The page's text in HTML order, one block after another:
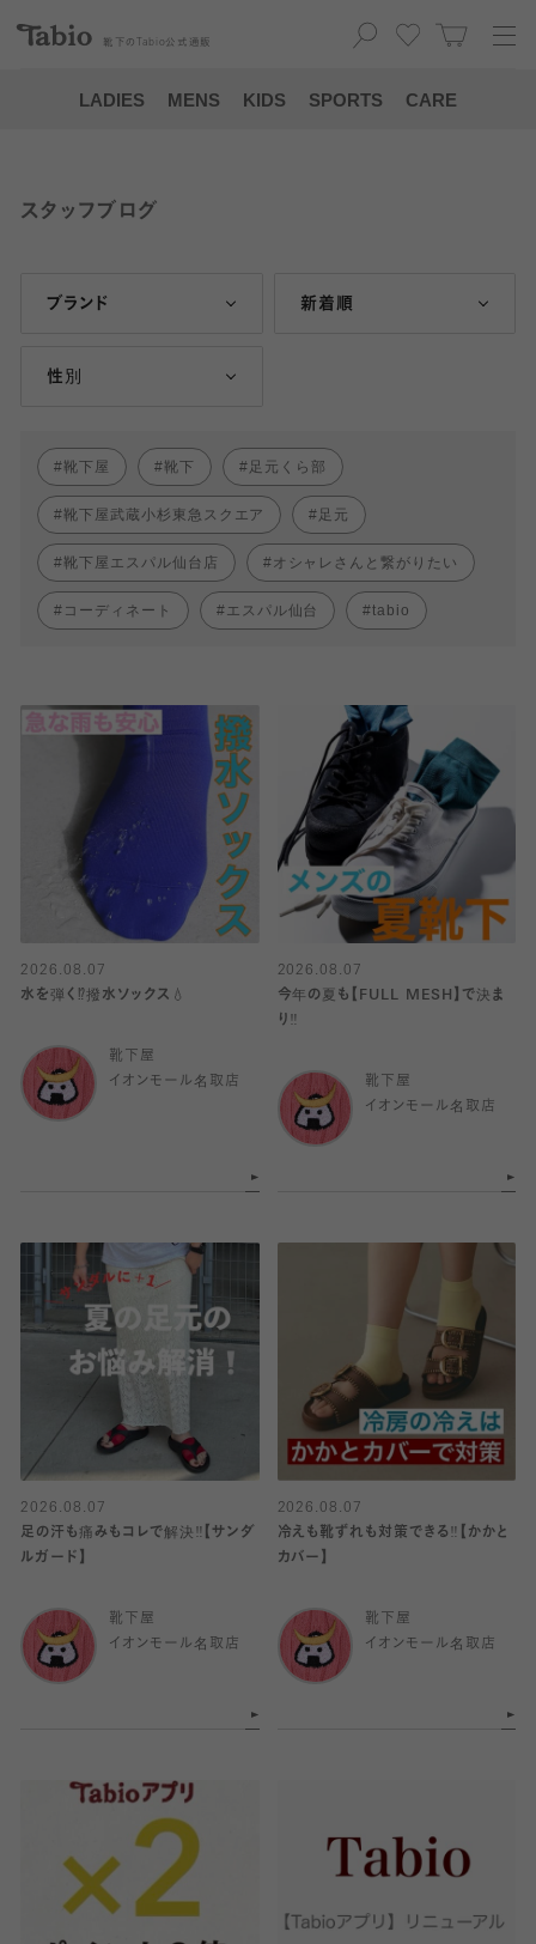
靴下の Tabio 公式通販
LADIES MENS KIDS SPORTS CARE
スタッフブログ
ブランド 新着順
性別
靴下屋 靴下 足元くら部
靴下屋武蔵小杉東急スクエア 足元
靴下屋エスパル仙台店 オシャレさんと繋がりたい
コーディネート エスパル仙台 tabio
2026.08.07
水を弾く⁉️撥水ソックス💧
靴下屋
イオンモール名取店
2026.08.07
今年の夏も【FULL MESH】で決ま
り️‼️
靴下屋
イオンモール名取店
2026.08.07
足の汗も痛みもコレで解決‼️【サンダ
ルガード】
靴下屋
イオンモール名取店
2026.08.07
冷えも靴ずれも対策できる‼️【かかと
カバー】
靴下屋
イオンモール名取店